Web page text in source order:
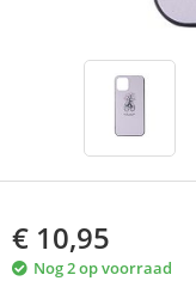
€ 10,95
Nog 2 op voorraad